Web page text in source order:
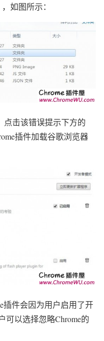
如图所示：
击该错误提示下方的
插件加载谷歌浏览器
件会因为用户启用了开
可以选择忽略Chrome的